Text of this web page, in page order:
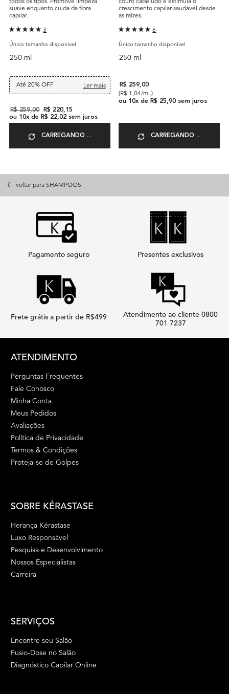
suave enquanto cuida da fibra
capilar.
3
Único tamanho disponível
250 ml
Até 20% OFF Ler mais
Old price
R$ 259,00 New price
R$ 220,15
ou 10x de R$ 22,02sem juros
CARREGANDO ...
crescimento capilar saudável desde
as raízes.
6
Único tamanho disponível
250 ml
R$ 259,00
(R$ 1,04/ml.)
ou 10x de R$ 25,90 sem juros
CARREGANDO ...
voltar para SHAMPOOS
Pagamento seguro Presentes exclusivos
Frete grátis a partir de R$499
Atendimento ao cliente 0800
701 7237
ATENDIMENTO
Perguntas Frequentes
Fale Conosco
Minha Conta
Meus Pedidos
Avaliações
Política de Privacidade
Termos & Condições
Proteja-se de Golpes
SOBRE KÉRASTASE
Herança Kérastase
Luxo Responsável
Pesquisa e Desenvolvimento
Nossos Especialistas
Carreira
SERVIÇOS
Encontre seu Salão
Fusio-Dose no Salão
Diagnóstico Capilar Online